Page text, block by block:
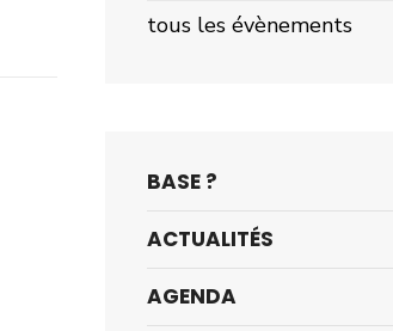
tous les évènements
BASE ?
ACTUALITÉS
AGENDA